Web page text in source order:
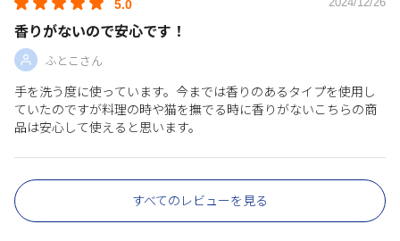
5.0
香りがないので安心です！
ふとこさん
手を洗う度に使っています。今までは香りのあるタイプを使用し
ていたのですが料理の時や猫を撫でる時に香りがないこちらの商
品は安心して使えると思います。
すべてのレビューを見る